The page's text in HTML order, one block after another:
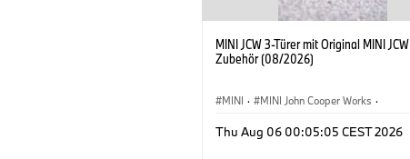
MINI JCW 3-Türer mit Original MINI JCW
Zubehör (08/2026)
MINI · MINI John Cooper Works ·
Sonderausstattungen, Zubehör
Thu Aug 06 00:05:05 CEST 2026